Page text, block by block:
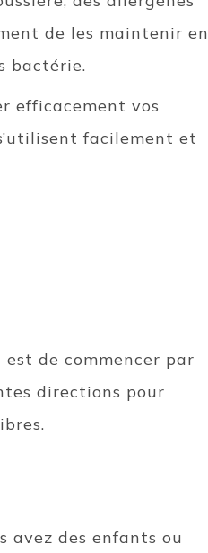
de les maintenir en
bactérie.
efficacement vos
facilement et
de commencer par
directions pour
avez des enfants ou